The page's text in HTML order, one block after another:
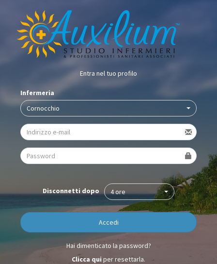
Entra nel tuo profilo
Infermeria
Cornocchio
Disconnetti dopo 4 ore
Accedi
Hai dimenticato la password?
Clicca qui per resettarla.